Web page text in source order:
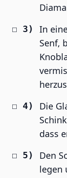
In
Senf,
Die
dass
Den
legen